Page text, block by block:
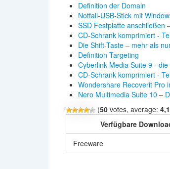
Definition der Domain
Notfall-USB-Stick mit
SSD Festplatte anschließen
CD-Schrank komprimiert -
Die Shift-Taste – mehr als
Definition Targeting
Cyberlink Media Suite 9 -
CD-Schrank komprimiert -
Wondershare Recoverit Pro
Nero Multimedia Suite 10 –
(50votes, average:
Verfügbare
Freeware